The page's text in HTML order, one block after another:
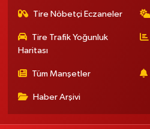
Tire Nöbetçi Eczaneler
Tire Trafik Yoğunluk
Haritası
Tüm Manşetler
Haber Arşivi